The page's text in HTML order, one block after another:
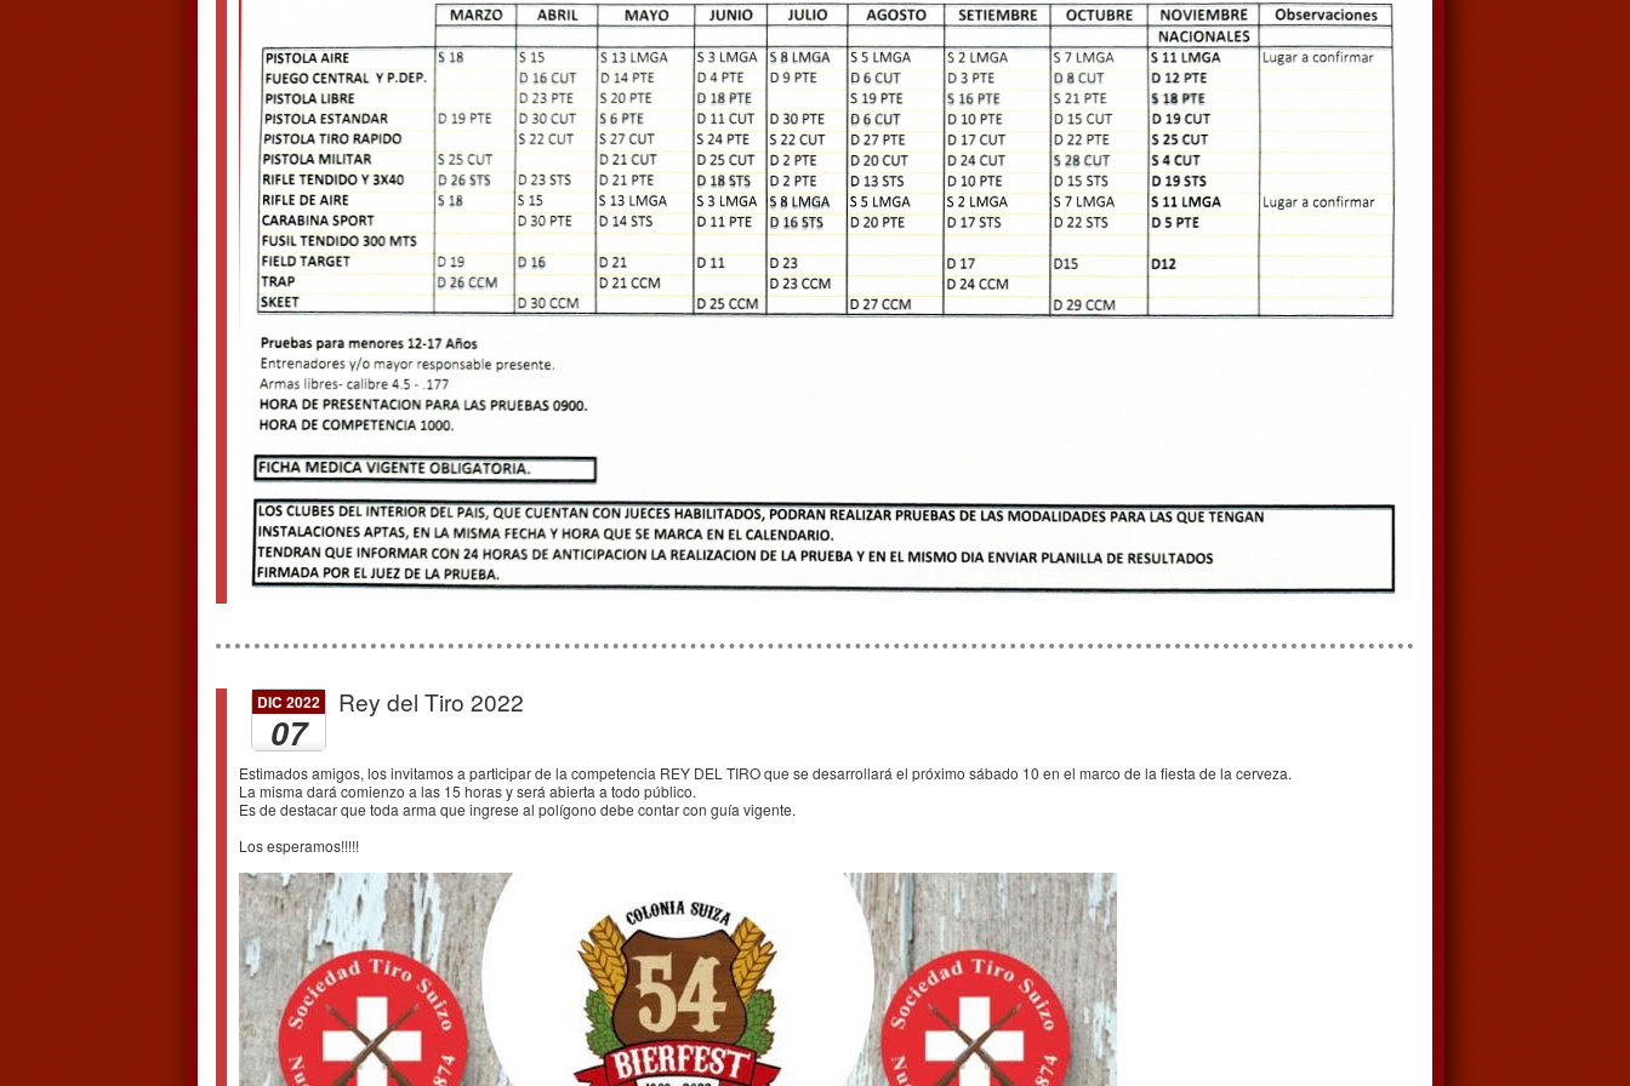
DIC 2022
07
Rey del Tiro 2022
Estimados amigos, los invitamos a participar de la competencia REY DEL TIRO que se desarrollará el próximo sábado 10 en el marco de la fiesta de la cerveza.
La misma dará comienzo a las 15 horas y será abierta a todo público.
Es de destacar que toda arma que ingrese al polígono debe contar con guía vigente.
Los esperamos!!!!!